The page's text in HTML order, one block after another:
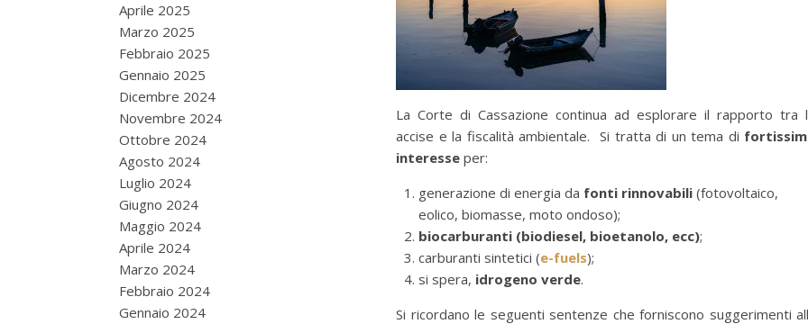
Aprile 2025
Marzo 2025
Febbraio 2025
Gennaio 2025
Dicembre 2024
Novembre 2024
Ottobre 2024
Agosto 2024
Luglio 2024
Giugno 2024
Maggio 2024
Aprile 2024
Marzo 2024
Febbraio 2024
Gennaio 2024
La Corte di Cassazione continua ad esplorare il rapporto tra
accise e la fiscalità ambientale. Si tratta di un tema di
interesse per:
generazione di energia da fonti rinnovabili (fotovoltaico,
eolico, biomasse, moto ondoso);
biocarburanti (biodiesel, bioetanolo, ecc);
carburanti sintetici (e-fuels);
si spera, idrogeno verde.
Si ricordano le seguenti sentenze che forniscono suggerimenti